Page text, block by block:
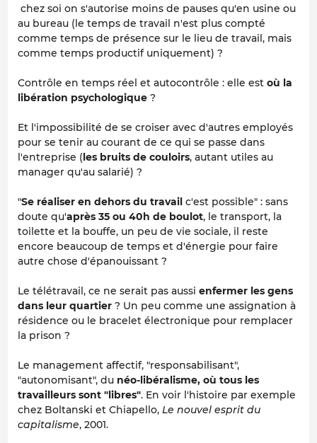
chez soi on s'autorise moins de pauses qu'en usine ou
au bureau (le temps de travail n'est plus compté
comme temps de présence sur le lieu de travail, mais
comme temps productif uniquement) ?
Contrôle en temps réel et autocontrôle : elle est où la
libération psychologique ?
Et l'impossibilité de se croiser avec d'autres employés
pour se tenir au courant de ce qui se passe dans
l'entreprise (les bruits de couloirs, autant utiles au
manager qu'au salarié) ?
"Se réaliser en dehors du travail c'est possible" : sans
doute qu'après 35 ou 40h de boulot, le transport, la
toilette et la bouffe, un peu de vie sociale, il reste
encore beaucoup de temps et d'énergie pour faire
autre chose d'épanouissant ?
Le télétravail, ce ne serait pas aussi enfermer les gens
dans leur quartier ? Un peu comme une assignation à
résidence ou le bracelet électronique pour remplacer
la prison ?
Le management affectif, "responsabilisant",
"autonomisant", du néo-libéralisme, où tous les
travailleurs sont "libres". En voir l'histoire par exemple
chez Boltanski et Chiapello, Le nouvel esprit du
capitalisme, 2001.